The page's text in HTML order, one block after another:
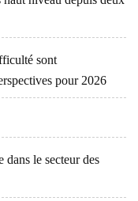
sont
pour 2026
le secteur des